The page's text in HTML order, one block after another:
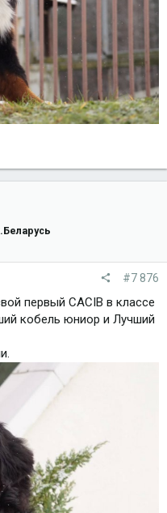
#7 876
первый CACIB в классе
кобель юниор и Лучший